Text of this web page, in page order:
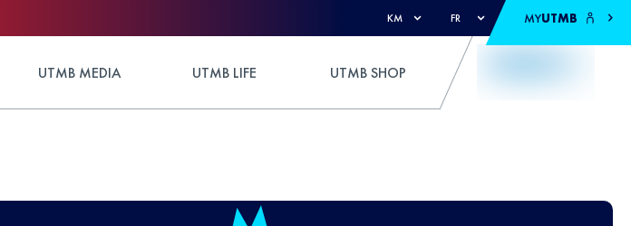
KM FR MYUTMB
UTMB MEDIA UTMB LIFE UTMB SHOP